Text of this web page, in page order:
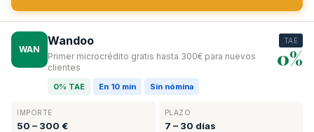
WAN
Wandoo
Primer microcrédito gratis hasta 300€ para nuevos
clientes
0% TAE En 10 min Sin nómina
TAE
0%
IMPORTE
50 – 300 €
PLAZO
7 – 30 días